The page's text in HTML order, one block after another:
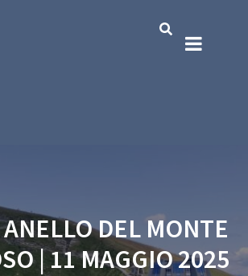
DEL MONTE
| 11 MAGGIO 2025